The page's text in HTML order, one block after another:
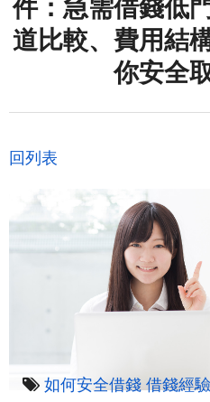
件：急需借錢低
道比較、費用結
你安全
回列表
如何安全借錢 借錢經